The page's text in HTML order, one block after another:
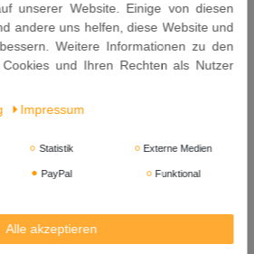
GRAIN SUSHI RICE
unserer Website. Einige von diesen
andere uns helfen, diese Website und
Weitere Informationen zu den
und Ihren Rechten als Nutzer
Impressum
Statistik Externe Medien
PayPal Funktional
Alle akzeptieren